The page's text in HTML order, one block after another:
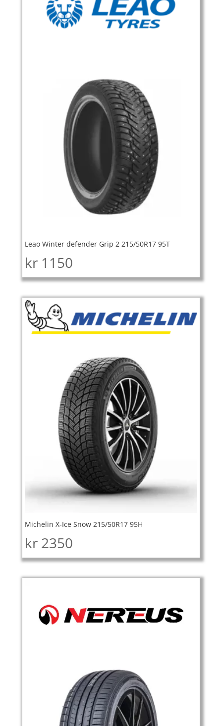
Leao Winter defender Grip 2 215/50R17 95T
kr 1150
Michelin X-Ice Snow 215/50R17 95H
kr 2350